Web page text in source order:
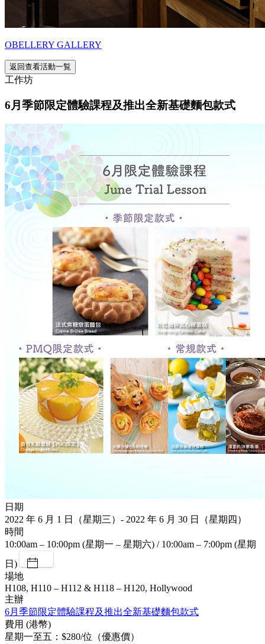
OBELLERY GALLERY
返回查看活動一覧
工作坊
6月季節限定體驗課程及推出全新基礎麵包款式
日期
2022 年 6 月 1 日（星期三）- 2022 年 6 月 30 日（星期四）
時間
10:00am – 10:00pm (星期一 – 星期六) / 10:00am – 7:00pm (星期
日)
場地
H108, H110 – H112 & H118 – H120, Hollywood
主辦
6月季節限定體驗課程及推出全新基礎麵包款式
費用 (港幣)
星期一至五：$280/位（優惠價）